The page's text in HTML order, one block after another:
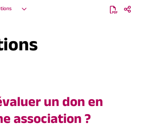
un don en
association ?